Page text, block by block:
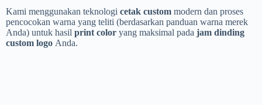
Kami menggunakan teknologi cetak custom modern dan proses
pencocokan warna yang teliti (berdasarkan panduan warna merek
Anda) untuk hasil print color yang maksimal pada jam dinding
custom logo Anda.